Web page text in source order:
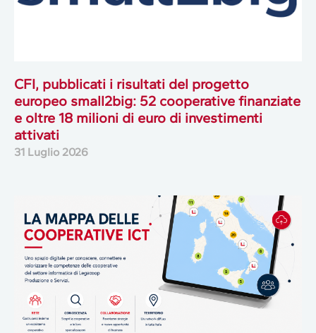
CFI, pubblicati i risultati del progetto
europeo small2big: 52 cooperative finanziate
e oltre 18 milioni di euro di investimenti
attivati
31 Luglio 2026